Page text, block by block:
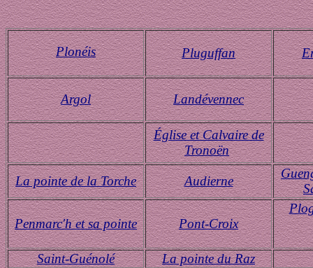
Plonéis Pluguffan
Argol Landévennec
Église et Calvaire de
Tronoën
La pointe de la Torche Audierne
Penmarc'h et sa pointe Pont-Croix
Saint-Guénolé La pointe du Raz